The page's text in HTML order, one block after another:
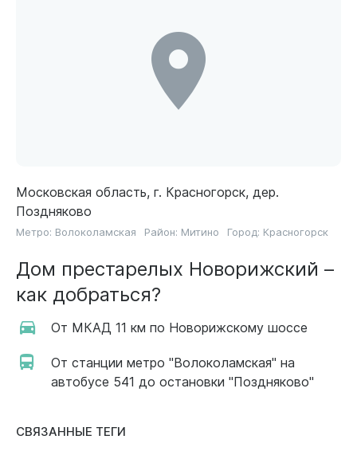
Московская область, г. Красногорск, дер.
Поздняково
Метро: Волоколамская Район: Митино Город: Красногорск
Дом престарелых Новорижский –
как добраться?
От МКАД 11 км по Новорижскому шоссе
От станции метро "Волоколамская" на
автобусе 541 до остановки "Поздняково"
СВЯЗАННЫЕ ТЕГИ